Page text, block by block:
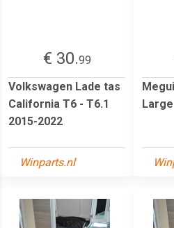
€ 30.99
Volkswagen Lade tas
California T6 - T6.1
2015-2022
Winparts.nl
Large